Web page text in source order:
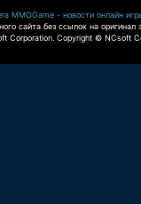
MMOGame - новости онлайн
сайта без ссылок на оригинал
Corporation. Copyright © NCsoft